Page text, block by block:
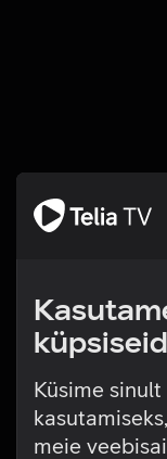
küpsiseid
Küsime
meie